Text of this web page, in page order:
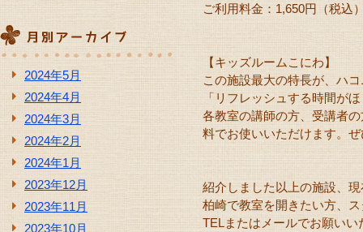
2024年5月
2024年4月
2024年3月
2024年2月
2024年1月
2023年12月
2023年11月
2023年10月
ご利用料金：1,650円（税込
【キッズルームこにわ】
この施設最大の特長が、ハ
「リフレッシュする時間が
各教室の講師の方、受講者
料でお使いいただけます。
紹介しました以上の施設、
柏崎で教室を開きたい方、
TELまたはメールでお願いい